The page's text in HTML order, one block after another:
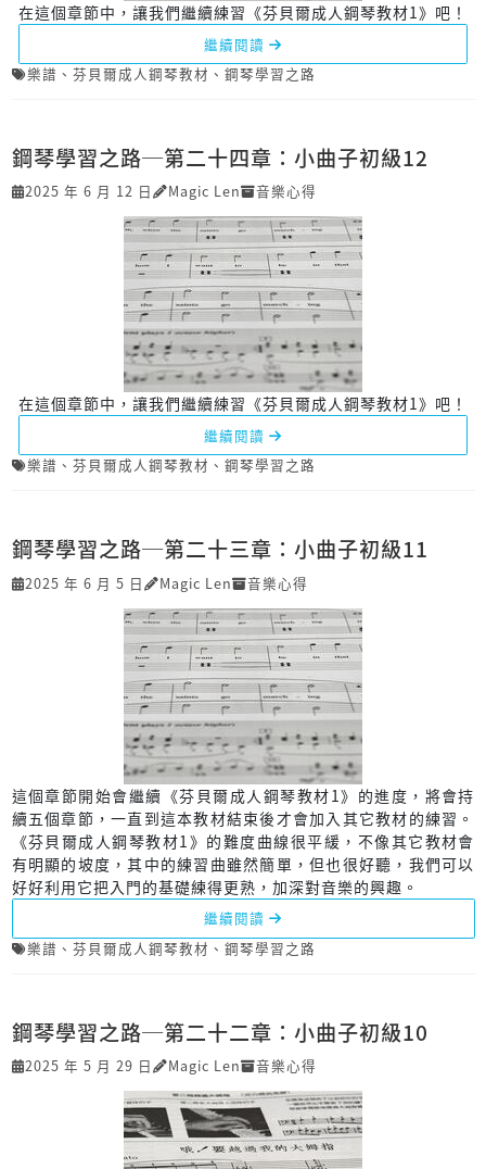
在這個章節中，讓我們繼續練習《芬貝爾成人鋼琴教材1》吧！
繼續閱讀
樂譜 、 芬貝爾成人鋼琴教材 、 鋼琴學習之路
鋼琴學習之路─第二十四章：小曲子初級12
2025 年 6 月 12 日 Magic Len 音樂心得
在這個章節中，讓我們繼續練習《芬貝爾成人鋼琴教材1》吧！
繼續閱讀
樂譜 、 芬貝爾成人鋼琴教材 、 鋼琴學習之路
鋼琴學習之路─第二十三章：小曲子初級11
2025 年 6 月 5 日 Magic Len 音樂心得
這個章節開始會繼續《芬貝爾成人鋼琴教材1》的進度，將會持
續五個章節，一直到這本教材結束後才會加入其它教材的練習。
《芬貝爾成人鋼琴教材1》的難度曲線很平緩，不像其它教材會
有明顯的坡度，其中的練習曲雖然簡單，但也很好聽，我們可以
好好利用它把入門的基礎練得更熟，加深對音樂的興趣。
繼續閱讀
樂譜 、 芬貝爾成人鋼琴教材 、 鋼琴學習之路
鋼琴學習之路─第二十二章：小曲子初級10
2025 年 5 月 29 日 Magic Len 音樂心得